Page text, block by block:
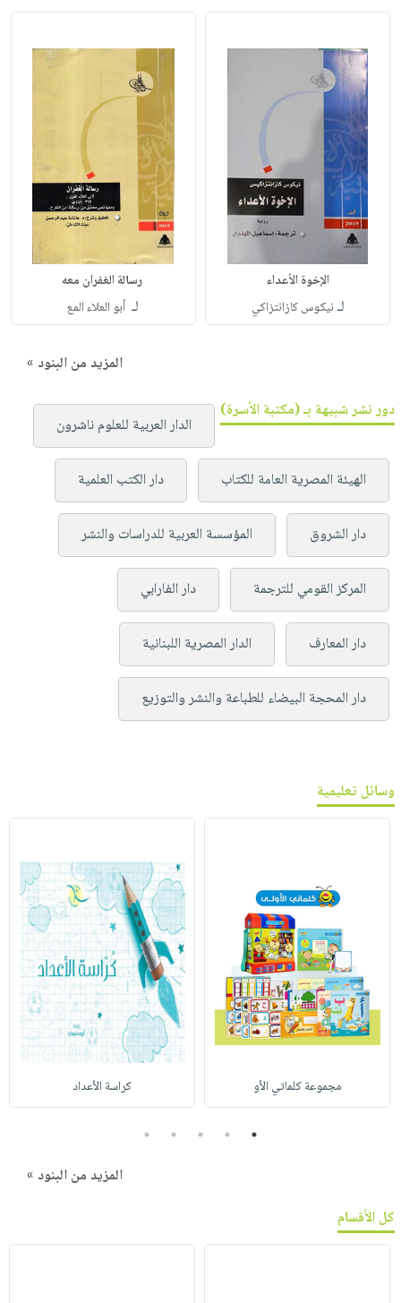
الإخوة الأعداء
لـ نيكوس كازانتزاكي
رسالة الغفران معه
لـ أبو العلاء المع
المزيد من البنود »
دور نشر شبيهة بـ (مكتبة الأسرة)
الدار العربية للعلوم ناشرون
الهيئة المصرية العامة للكتاب دار الكتب العلمية
دار الشروق المؤسسة العربية للدراسات والنشر
المركز القومي للترجمة دار الفارابي
دار المعارف الدار المصرية اللبنانية
دار المحجة البيضاء للطباعة والنشر والتوزيع
وسائل تعليمية
مجموعة كلماتي الأو كراسة الأعداد
1
2
3
4
5
المزيد من البنود »
كل الأقسام